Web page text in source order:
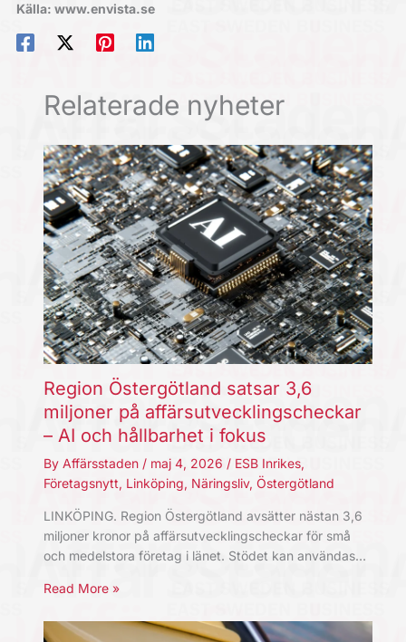
Källa: www.envista.se
Relaterade nyheter
Region Östergötland satsar 3,6
miljoner på affärsutvecklingscheckar
– AI och hållbarhet i fokus
By Affärsstaden / maj 4, 2026 / ESB Inrikes,
Företagsnytt, Linköping, Näringsliv, Östergötland
LINKÖPING. Region Östergötland avsätter nästan 3,6
miljoner kronor på affärsutvecklingscheckar för små
och medelstora företag i länet. Stödet kan användas…
Read More »